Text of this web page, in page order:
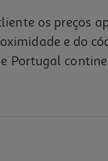
os preços
e do
Portugal